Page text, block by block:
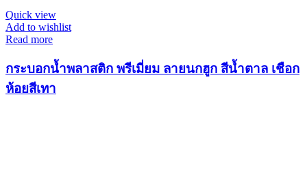
Quick view
Add to wishlist
Read more
กระบอกน้ำพลาสติก พรีเมี่ยม ลายนกฮูก สีน้ำตาล เชือก
ห้อยสีเทา